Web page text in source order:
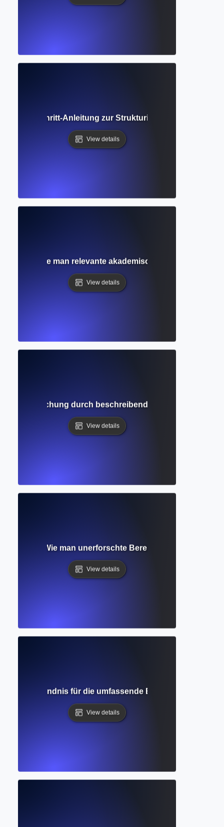
für-Schritt-Anleitung zur Strukturierung und
View details
Wie man relevante akademische Quellen findet
View details
Forschung durch beschreibende
View details
Wie man unerforschte Bereiche für neue
View details
Verständnis für die umfassende Erkundung von
View details